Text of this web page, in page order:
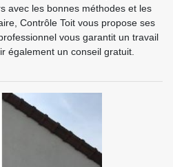
avec les bonnes méthodes et les
Contrôle Toit vous propose ses
vous garantit un travail
également un conseil gratuit.